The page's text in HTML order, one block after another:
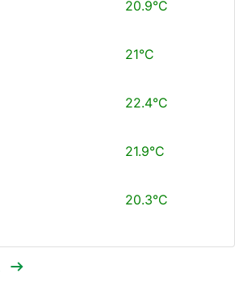
20.9°C
21°C
22.4°C
21.9°C
20.3°C